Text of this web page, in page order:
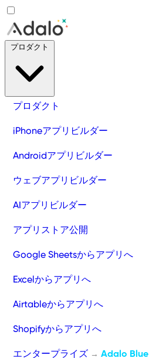
プロダクト
iPhoneアプリビルダー
Androidアプリビルダー
ウェブアプリビルダー
AIアプリビルダー
アプリストア公開
Google Sheetsからアプリへ
Excelからアプリへ
Airtableからアプリへ
Shopifyからアプリへ
エンタープライズ → Adalo Blue